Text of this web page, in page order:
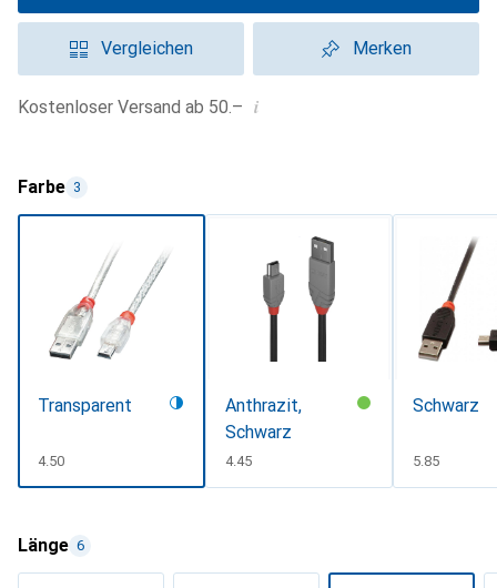
Vergleichen Merken
Kostenloser Versand ab 50.– i
Farbe 3
Transparent
CHF
4.50
Anthrazit,
Schwarz
CHF
4.45
Schwarz
CHF
5.85
Länge 6